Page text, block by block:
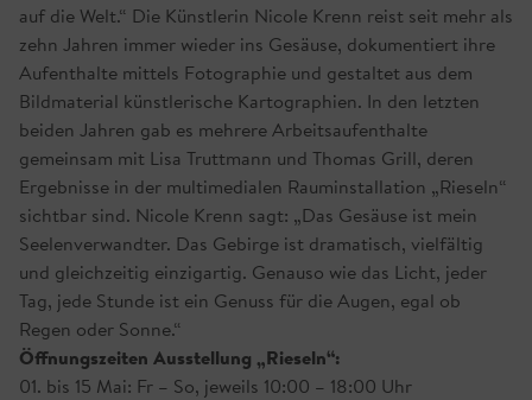
auf die Welt.“ Die Künstlerin Nicole Krenn reist seit mehr als
zehn Jahren immer wieder ins Gesäuse, dokumentiert ihre
Aufenthalte mittels Fotographie und gestaltet aus dem
Bildmaterial künstlerische Kartographien. In den letzten
beiden Jahren gab es mehrere Arbeitsaufenthalte
gemeinsam mit Lisa Truttmann und Thomas Grill, deren
Ergebnisse in der multimedialen Rauminstallation „Rieseln“
sichtbar sind. Nicole Krenn sagt: „Das Gesäuse ist mein
Seelenverwandter. Das Gebirge ist dramatisch, vielfältig
und gleichzeitig einzigartig. Genauso wie das Licht, jeder
Tag, jede Stunde ist ein Genuss für die Augen, egal ob
Regen oder Sonne.“
Öffnungszeiten Ausstellung „Rieseln“:
01. bis 15 Mai: Fr – So, jeweils 10:00 – 18:00 Uhr